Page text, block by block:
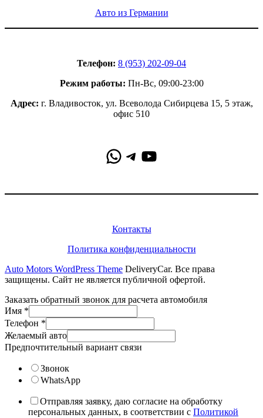
Авто из Германии
Телефон: 8 (953) 202-09-04
Режим работы: Пн-Вс, 09:00-23:00
Адрес: г. Владивосток, ул. Всеволода Сибирцева 15, 5 этаж,
офис 510
WhatsApp
Telegram
YouTube
Контакты
Политика конфиденциальности
Auto Motors WordPress Theme DeliveryCar. Все права
защищены. Сайт не является публичной офертой.
Заказать обратный звонок для расчета автомобиля
Имя *
Телефон *
Желаемый авто
Предпочтительный вариант связи
Звонок
WhatsApp
Отправляя заявку, даю согласие на обработку
персональных данных, в соответствии с Политикой